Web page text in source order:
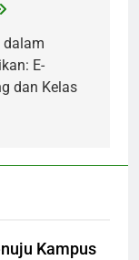
dalam
E-
dan Kelas
Kampus